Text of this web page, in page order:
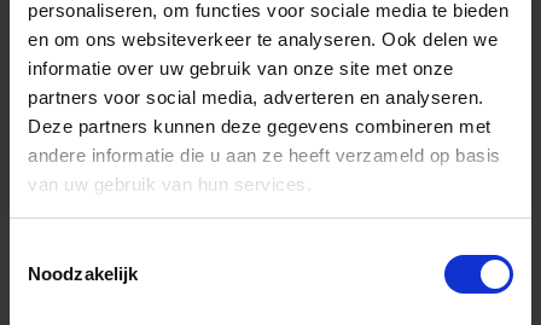
personaliseren, om functies voor sociale media te bieden
en om ons websiteverkeer te analyseren. Ook delen we
informatie over uw gebruik van onze site met onze
partners voor social media, adverteren en analyseren.
Deze partners kunnen deze gegevens combineren met
andere informatie die u aan ze heeft verzameld op basis
van uw gebruik van hun services.
Noodzakelijk
Algemene informatie